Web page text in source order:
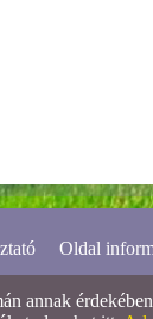
Oldal
annak